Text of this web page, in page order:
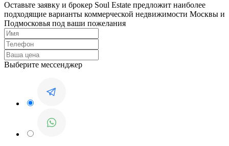
Оставьте заявку и брокер Soul Estate предложит наиболее
подходящие варианты коммерческой недвижимости Москвы и
Подмосковья под ваши пожелания
Выберите мессенджер